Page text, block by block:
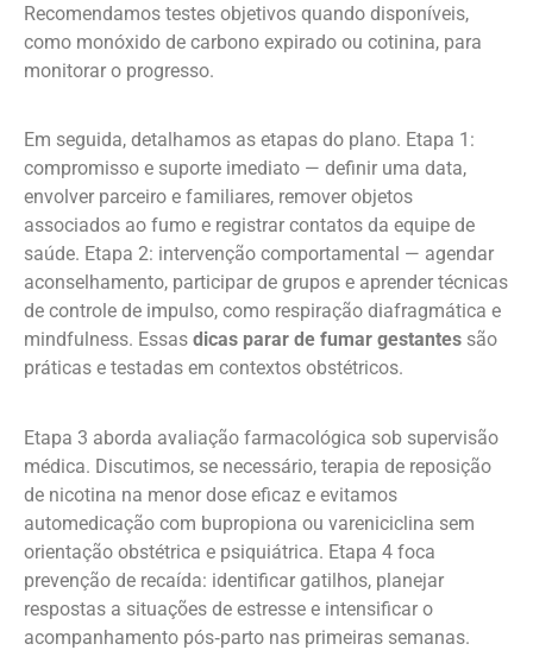
Recomendamos testes objetivos quando disponíveis,
como monóxido de carbono expirado ou cotinina, para
monitorar o progresso.
Em seguida, detalhamos as etapas do plano. Etapa 1:
compromisso e suporte imediato — definir uma data,
envolver parceiro e familiares, remover objetos
associados ao fumo e registrar contatos da equipe de
saúde. Etapa 2: intervenção comportamental — agendar
aconselhamento, participar de grupos e aprender técnicas
de controle de impulso, como respiração diafragmática e
mindfulness. Essas dicas parar de fumar gestantes são
práticas e testadas em contextos obstétricos.
Etapa 3 aborda avaliação farmacológica sob supervisão
médica. Discutimos, se necessário, terapia de reposição
de nicotina na menor dose eficaz e evitamos
automedicação com bupropiona ou vareniciclina sem
orientação obstétrica e psiquiátrica. Etapa 4 foca
prevenção de recaída: identificar gatilhos, planejar
respostas a situações de estresse e intensificar o
acompanhamento pós‑parto nas primeiras semanas.